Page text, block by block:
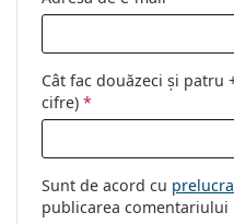
Cât fac douăzeci și patru
cifre) *
Sunt de acord cu
publicarea comentariului